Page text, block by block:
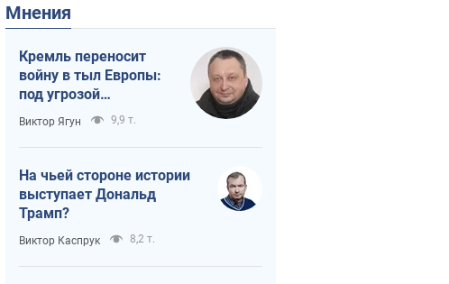
Мнения
Кремль переносит
войну в тыл Европы:
под угрозой
критическая
логистика
Виктор Ягун 9,9 т.
На чьей стороне истории
выступает Дональд
Трамп?
Виктор Каспрук 8,2 т.